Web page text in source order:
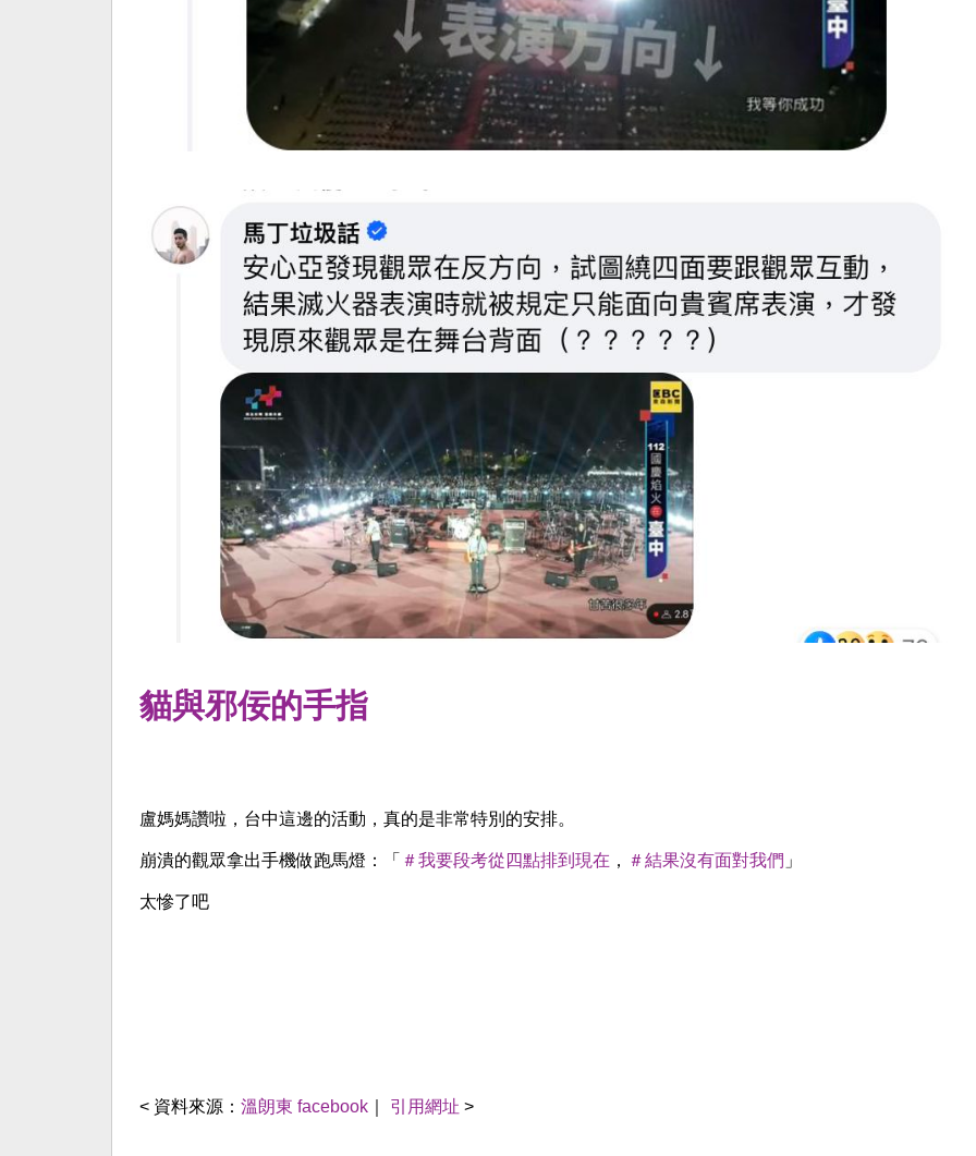
貓與邪佞的手指
盧媽媽讚啦，台中這邊的活動，真的是非常特別的安排。
崩潰的觀眾拿出手機做跑馬燈：「 ＃我要段考從四點排到現在 ， ＃結果沒有面對我們 」
太慘了吧
< 資料來源： 溫朗東 facebook 引用網址 >